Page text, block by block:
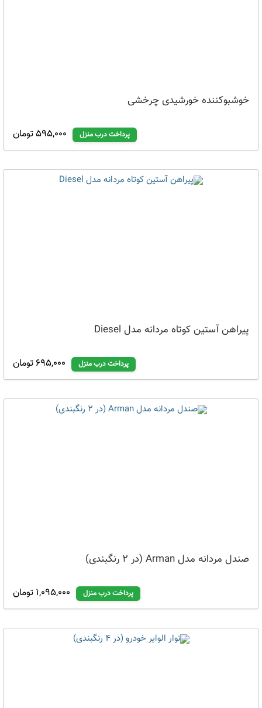
خوشبوکننده خورشیدی چرخشی
595,000 تومان پرداخت درب منزل
پیراهن آستین کوتاه مردانه مدل Diesel
695,000 تومان پرداخت درب منزل
صندل مردانه مدل Arman (در 2 رنگبندی)
1,095,000 تومان پرداخت درب منزل